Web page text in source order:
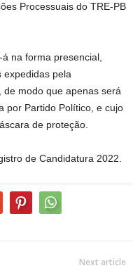
Processuais do TRE-PB
na forma presencial,
expedidas pela
modo que apenas será
por Partido Político, e cujo
de proteção.
de Candidatura 2022.
Next article